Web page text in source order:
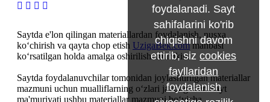
Saytda e'lon qilingan materiallardan foydalanish, nusxa
ko‘chirish va qayta chop etish UzigaBek.commanbasi
ko‘rsatilgan holda amalga oshirilishi mumkin.
Saytda foydalanuvchilar tomonidan joylashtirilgan materiallar
mazmuni uchun mualliflarning o‘zlari javobgardir. Sayt
ma'muriyati ushbu materiallar mazmuni bo‘yicha
foydalanadi. Sayt
sahifalarini ko'rib
chiqishni davom
ettirib, sizcookies
fayllaridan
foydalanish